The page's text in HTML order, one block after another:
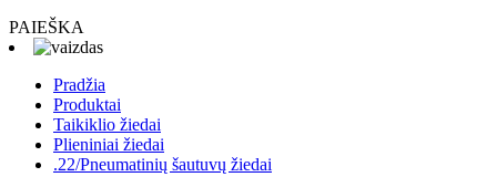
PAIEŠKA
Pradžia
Produktai
Taikiklio žiedai
Plieniniai žiedai
.22/Pneumatinių šautuvų žiedai